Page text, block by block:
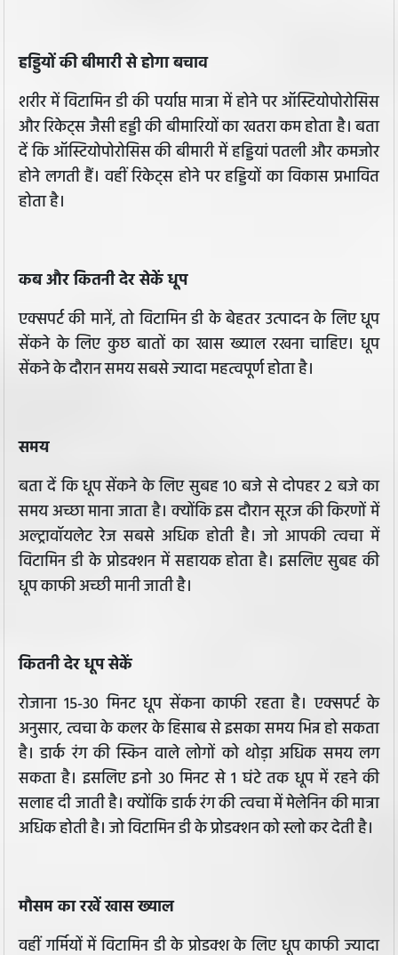
हड्डियों की बीमारी से होगा बचाव
शरीर में विटामिन डी की पर्याप्त मात्रा में होने पर ऑस्टियोपोरोसिस
और रिकेट्स जैसी हड्डी की बीमारियों का खतरा कम होता है। बता
दें कि ऑस्टियोपोरोसिस की बीमारी में हड्डियां पतली और कमजोर
होने लगती हैं। वहीं रिकेट्स होने पर हड्डियों का विकास प्रभावित
होता है।
कब और कितनी देर सेकें धूप
एक्सपर्ट की मानें, तो विटामिन डी के बेहतर उत्पादन के लिए धूप
सेंकने के लिए कुछ बातों का खास ख्याल रखना चाहिए। धूप
सेंकने के दौरान समय सबसे ज्यादा महत्वपूर्ण होता है।
समय
बता दें कि धूप सेंकने के लिए सुबह 10 बजे से दोपहर 2 बजे का
समय अच्छा माना जाता है। क्योंकि इस दौरान सूरज की किरणों में
अल्ट्रावॉयलेट रेज सबसे अधिक होती है। जो आपकी त्वचा में
विटामिन डी के प्रोडक्शन में सहायक होता है। इसलिए सुबह की
धूप काफी अच्छी मानी जाती है।
कितनी देर धूप सेकें
रोजाना 15-30 मिनट धूप सेंकना काफी रहता है। एक्सपर्ट के
अनुसार, त्वचा के कलर के हिसाब से इसका समय भिन्न हो सकता
है। डार्क रंग की स्किन वाले लोगों को थोड़ा अधिक समय लग
सकता है। इसलिए इनो 30 मिनट से 1 घंटे तक धूप में रहने की
सलाह दी जाती है। क्योंकि डार्क रंग की त्वचा में मेलेनिन की मात्रा
अधिक होती है। जो विटामिन डी के प्रोडक्शन को स्लो कर देती है।
मौसम का रखें खास ख्याल
वहीं गर्मियों में विटामिन डी के प्रोडक्श के लिए धूप काफी ज्यादा